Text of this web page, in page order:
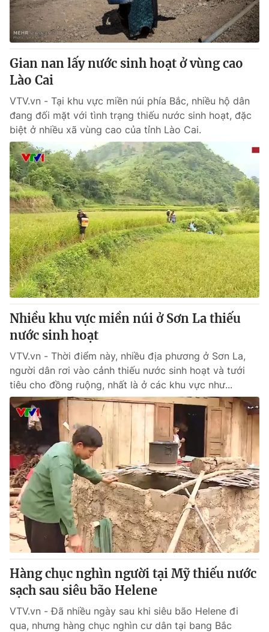
Sản phẩm
Thị trường
Tư vấn
Lịch phát sóng
Chuyên mục khác
Emagazine Podcast
Photo Infographic
Video Shorts video
VTV Money VTV Thể thao
VTV Sức khoẻ Bất động sản
Thị trường 24h Tấm lòng Việt
VTV4 Vươn mình bằng AI
Liên hệ tòa soạn English
THỜI BÁO VTV
Theo dõi báo trên
Cơ quan chủ quản:Đài Truyền hình Việt Nam
Cơ quan báo chí: Thời báo VTV
Giấy phép hoạt động báo in và báo điện tử số 483/GP-BTTTT
cấp ngày 29/12/2023
Tổng Biên tập:Vũ Thanh Thủy
Phó Tổng Biên tập:Nguyễn Thị Mỹ Hạnh, Phạm Quốc Thắng,
Nguyễn Trọng Ninh
Tổng đài VTV:024.38 355 931 - 024.38 355 932
Gian nan lấy nước sinh hoạt ở vùng cao
Lào Cai
VTV.vn - Tại khu vực miền núi phía Bắc, nhiều hộ dân
đang đối mặt với tình trạng thiếu nước sinh hoạt, đặc
biệt ở nhiều xã vùng cao của tỉnh Lào Cai.
Nhiều khu vực miền núi ở Sơn La thiếu
nước sinh hoạt
VTV.vn - Thời điểm này, nhiều địa phương ở Sơn La,
người dân rơi vào cảnh thiếu nước sinh hoạt và tưới
tiêu cho đồng ruộng, nhất là ở các khu vực như...
Hàng chục nghìn người tại Mỹ thiếu nước
sạch sau siêu bão Helene
VTV.vn - Đã nhiều ngày sau khi siêu bão Helene đi
qua, nhưng hàng chục nghìn cư dân tại bang Bắc